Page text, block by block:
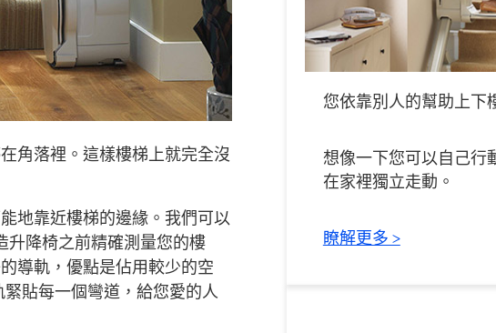
角落裡。這樣樓梯上就完全沒
地靠近樓梯的邊緣。我們可以
升降椅之前精確測量您的樓
導軌，優點是佔用較少的空
緊貼每一個彎道，給您愛的人
您依靠別人的幫助上下
想像一下您可以自己行
在家裡獨立走動。
瞭解更多 >